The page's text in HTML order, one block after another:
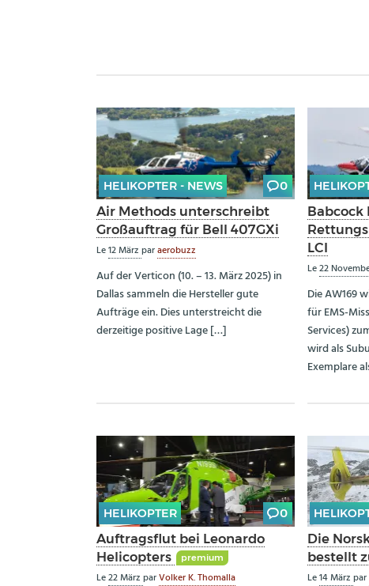
HELIKOPTER - NEWS 0
Air Methods unterschreibt
Großauftrag für Bell 407GXi
Le12 März paraerobuzz
Auf der Verticon (10. – 13. März 2025) in
Dallas sammeln die Hersteller gute
Aufträge ein. Dies unterstreicht die
derzeitige positive Lage […]
Babcock
LCI
Le22
Die AW169
für EMS-
Services)
wird als
Exemplare
HELIKOPTER 0
Auftragsflut bei Leonardo
Helicopters
premium
Le22 März parVolker K. Thomalla
Die
bestellt
Le14 März par